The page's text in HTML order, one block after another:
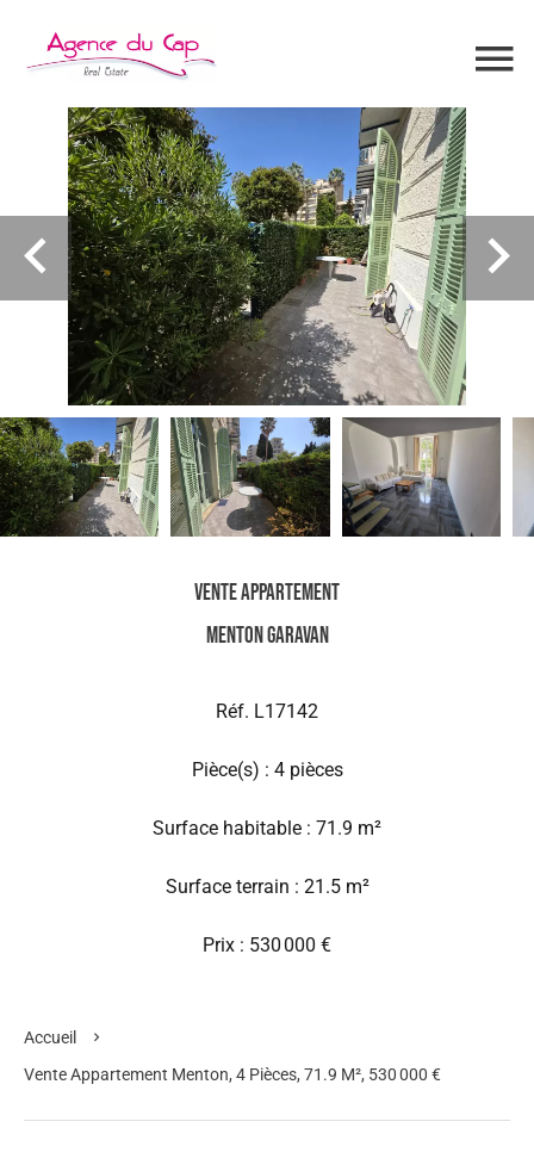
Vente Appartement
Menton Garavan
Réf. L17142
Pièce(s) : 4 pièces
Surface habitable : 71.9 m²
Surface terrain : 21.5 m²
Prix : 530 000 €
Accueil
Vente Appartement Menton, 4 Pièces, 71.9 M², 530 000 €